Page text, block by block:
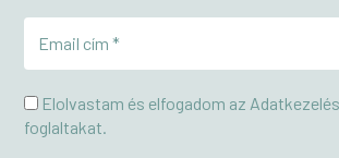
Elolvastam és elfogadom az
foglaltakat.